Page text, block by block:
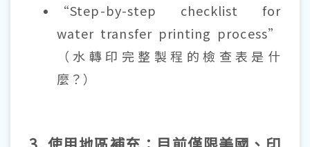
“Step-by-step checklist for
water transfer printing process”
（水轉印完整製程的檢查表是什
麼？）